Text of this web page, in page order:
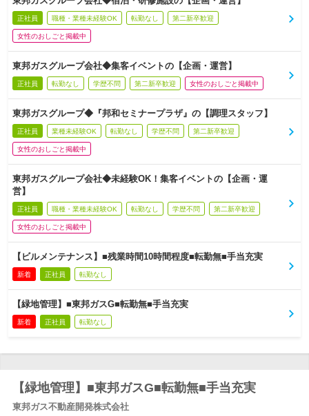
正社員 職種・業種未経験OK 転勤なし 第二新卒歓迎
女性のおしごと掲載中
東邦ガスグループ会社◆集客イベントの【企画・運営】
正社員 転勤なし 学歴不問 第二新卒歓迎 女性のおしごと掲載中
東邦ガスグループ◆『邦和セミナープラザ』の【調理スタッフ】
正社員 業種未経験OK 転勤なし 学歴不問 第二新卒歓迎
女性のおしごと掲載中
東邦ガスグループ会社◆未経験OK！集客イベントの【企画・運
営】
正社員 職種・業種未経験OK 転勤なし 学歴不問 第二新卒歓迎
女性のおしごと掲載中
【ビルメンテナンス】■残業時間10時間程度■転勤無■手当充実
新着 正社員 転勤なし
【緑地管理】■東邦ガスG■転勤無■手当充実
新着 正社員 転勤なし
【緑地管理】■東邦ガスG■転勤無■手当充実
東邦ガス不動産開発株式会社